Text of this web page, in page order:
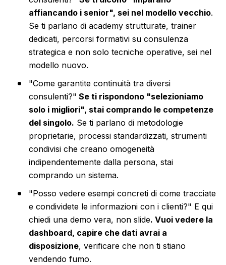
affiancando i senior", sei nel modello vecchio.
Se ti parlano di academy strutturate, trainer
dedicati, percorsi formativi su consulenza
strategica e non solo tecniche operative, sei nel
modello nuovo.
"Come garantite continuità tra diversi
consulenti?" Se ti rispondono "selezioniamo
solo i migliori", stai comprando le competenze
del singolo. Se ti parlano di metodologie
proprietarie, processi standardizzati, strumenti
condivisi che creano omogeneità
indipendentemente dalla persona, stai
comprando un sistema.
"Posso vedere esempi concreti di come tracciate
e condividete le informazioni con i clienti?" E qui
chiedi una demo vera, non slide. Vuoi vedere la
dashboard, capire che dati avrai a
disposizione, verificare che non ti stiano
vendendo fumo.